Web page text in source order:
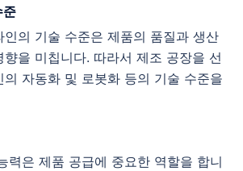
준
의 기술 수준은 제품의 품질과 생산
을 미칩니다. 따라서 제조 공장을 선
의 자동화 및 로봇화 등의 기술 수준을
력은 제품 공급에 중요한 역할을 합니